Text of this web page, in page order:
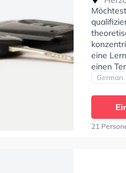
eine
einen
German
21